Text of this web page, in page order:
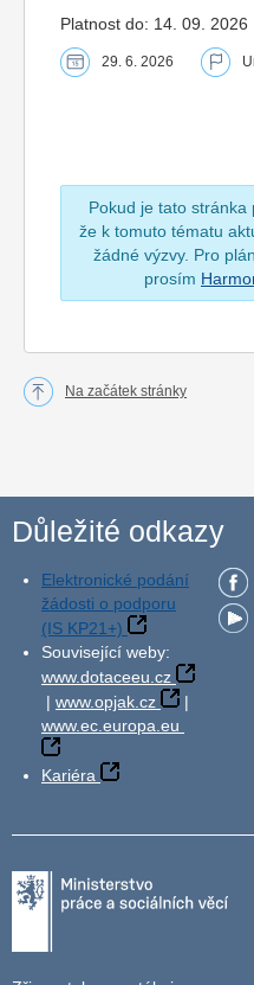
Platnost do: 14. 09. 2026
29. 6. 2026
Pokud je tato stránka
že k tomuto tématu
žádné výzvy. Pro
prosím
Na začátek stránky
Důležité odkazy
Elektronické podání
žádosti o podporu
(IS KP21+)
Související weby:
www.dotaceeu.cz
| www.opjak.cz
|
www.ec.europa.eu
Kariéra